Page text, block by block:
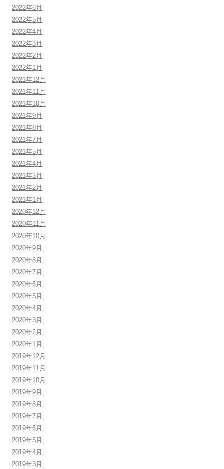
2022年6月
2022年5月
2022年4月
2022年3月
2022年2月
2022年1月
2021年12月
2021年11月
2021年10月
2021年9月
2021年8月
2021年7月
2021年5月
2021年4月
2021年3月
2021年2月
2021年1月
2020年12月
2020年11月
2020年10月
2020年9月
2020年8月
2020年7月
2020年6月
2020年5月
2020年4月
2020年3月
2020年2月
2020年1月
2019年12月
2019年11月
2019年10月
2019年9月
2019年8月
2019年7月
2019年6月
2019年5月
2019年4月
2019年3月